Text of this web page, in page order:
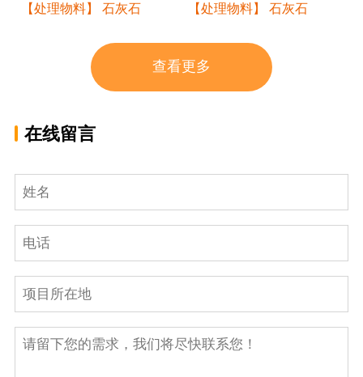
【处理物料】 石灰石
【处理物料】 石灰石
查看更多
在线留言